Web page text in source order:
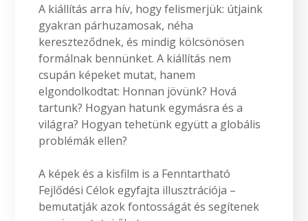
A kiállítás arra hív, hogy felismerjük: útjaink
gyakran párhuzamosak, néha
kereszteződnek, és mindig kölcsönösen
formálnak bennünket. A kiállítás nem
csupán képeket mutat, hanem
elgondolkodtat: Honnan jövünk? Hová
tartunk? Hogyan hatunk egymásra és a
világra? Hogyan tehetünk együtt a globális
problémák ellen?
A képek és a kisfilm is a Fenntartható
Fejlődési Célok egyfajta illusztrációja –
bemutatják azok fontosságát és segítenek